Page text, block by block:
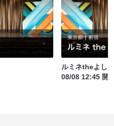
ルミネtheよし
08/08 12:45 開